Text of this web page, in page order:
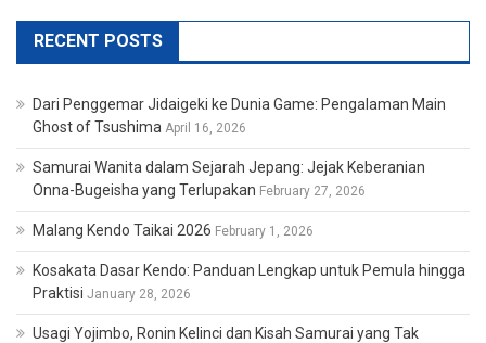
RECENT POSTS
Dari Penggemar Jidaigeki ke Dunia Game: Pengalaman Main
Ghost of Tsushima April 16, 2026
Samurai Wanita dalam Sejarah Jepang: Jejak Keberanian
Onna-Bugeisha yang Terlupakan February 27, 2026
Malang Kendo Taikai 2026 February 1, 2026
Kosakata Dasar Kendo: Panduan Lengkap untuk Pemula hingga
Praktisi January 28, 2026
Usagi Yojimbo, Ronin Kelinci dan Kisah Samurai yang Tak